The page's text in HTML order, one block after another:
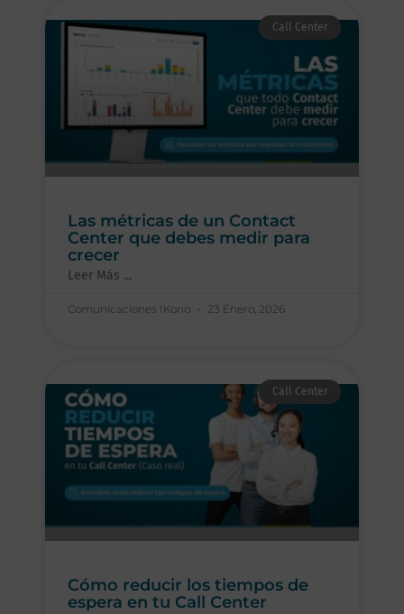
Call Center
Las métricas de un Contact
Center que debes medir para
crecer
Leer Más ...
Comunicaciones IKono 23 Enero, 2026
Call Center
Cómo reducir los tiempos de
espera en tu Call Center